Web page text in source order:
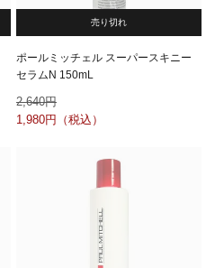
売り切れ
ポールミッチェル スーパースキニー
セラムN 150mL
2,640
1,980